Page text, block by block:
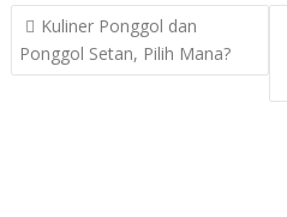
Post
navigation
Kuliner Ponggol dan
Ponggol Setan, Pilih Mana?